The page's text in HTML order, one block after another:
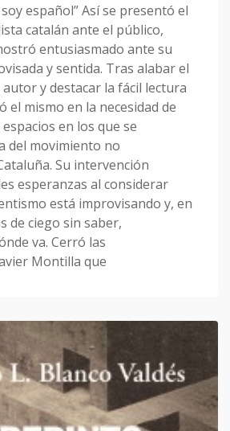
español” Así se presentó el
catalán ante el público,
entusiasmado ante su
y sentida. Tras alabar el
y destacar la fácil lectura
el mismo en la necesidad de
en los que se
del movimiento no
Su intervención
esperanzas al considerar
está improvisando y, en
de ciego sin saber,
va. Cerró las
Montilla que